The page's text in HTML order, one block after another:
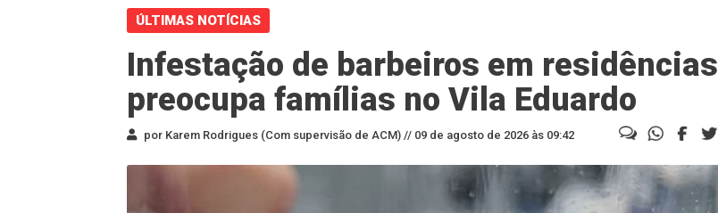
ÚLTIMAS NOTÍCIAS
Infestação de barbeiros em residências
preocupa famílias no Vila Eduardo
por Karem Rodrigues (Com supervisão de ACM) // 09 de agosto de 2026 às 09:42